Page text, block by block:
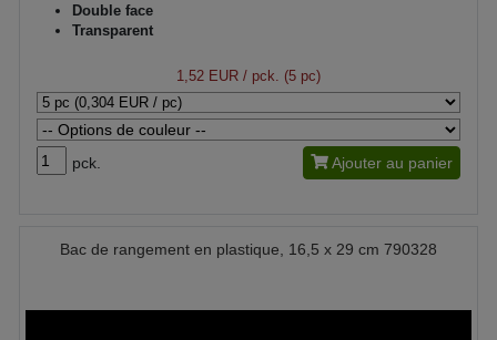
Double face
Transparent
1,52 EUR / pck. (5 pc)
pck. Ajouter au panier
Bac de rangement en plastique, 16,5 x 29 cm 790328